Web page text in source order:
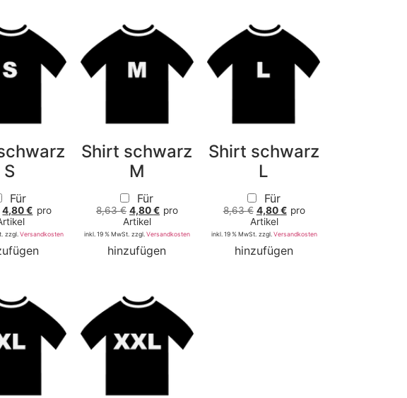
S
Für
4,80€ pro
zzgl. Versandkosten
Shirt schwarz
M
Für
8,63€ 4,80€ pro
Artikel
inkl. 19 % MwSt. zzgl.Versandkosten
hinzufügen
Shirt schwarz
L
Für
8,63€ 4,80€ pro
Artikel
inkl. 19 % MwSt. zzgl. Versandkosten
hinzufügen